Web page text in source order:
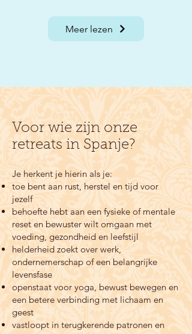
Meer lezen
Voor wie zijn onze
retreats in Spanje?
Je herkent je hierin als je:
toe bent aan rust, herstel en tijd voor
jezelf
behoefte hebt aan een fysieke of mentale
reset en bewuster wilt omgaan met
voeding, gezondheid en leefstijl
helderheid zoekt over werk,
ondernemerschap of een belangrijke
levensfase
openstaat voor yoga, bewust bewegen en
een betere verbinding met lichaam en
geest
vastloopt in terugkerende patronen en